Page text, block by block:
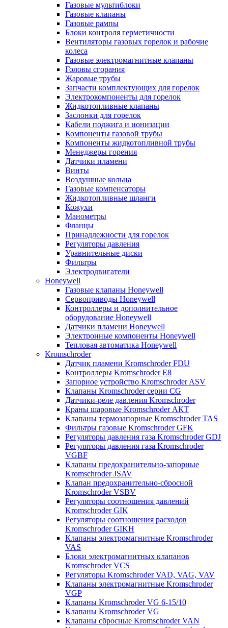
Газовые мультиблоки
Газовые клапаны
Газовые рампы
Блоки контроля герметичности
Вентиляторы газовых горелок и рабочие
колеса
Газовые электромагнитные клапаны
Головы сгорания
Жаровые трубы
Запчасти комплектующих для горелок
Электрокомпоненты для горелок
Жидкотопливные клапаны
Заслонки для горелок
Кабели поджига и ионизации
Компоненты газовой трубы
Компоненты жидкотопливной трубы
Менеджеры горения
Датчики пламени
Винты
Воздушные кольца
Газовые компенсаторы
Жидкотопливные шланги
Кожухи
Манометры
Фланцы
Принадлежности для горелок
Регуляторы давления
Уравнительные диски
Фильтры
Электродвигатели
Honeywell
Газовые клапаны Honeywell
Сервоприводы Honeywell
Контроллеры и дополнительное
оборудование Honeywell
Датчики пламени Honeywell
Электронные компоненты Honeywell
Тепловая автоматика Honeywell
Kromschroder
Датчик пламени Kromschroder FDU
Контроллеры Kromschroder E8
Запорное устройство Kromschroder ASV
Клапаны Kromschroder серии CG
Датчики-реле давления Kromschroder
Краны шаровые Kromschroder АКТ
Клапаны термозапорные Kromschroder TAS
Фильтры газовые Kromschroder GFK
Регуляторы давления газа Kromschroder GDJ
Регуляторы давления газа Kromschroder
VGBF
Клапаны предохранительно-запорные
Kromschroder JSAV
Клапан предохранительно-сбросной
Kromschroder VSBV
Регуляторы соотношения давлений
Kromschroder GIK
Регуляторы соотношения расходов
Kromschroder GIKH
Клапаны электромагнитные Kromschroder
VAS
Блоки электромагнитных клапанов
Kromschroder VCS
Регуляторы Kromschroder VAD, VAG, VAV
Клапаны электромагнитные Kromschroder
VGP
Клапаны Kromschroder VG 6-15/10
Клапаны Kromschroder VG
Клапаны сбросные Kromschroder VAN